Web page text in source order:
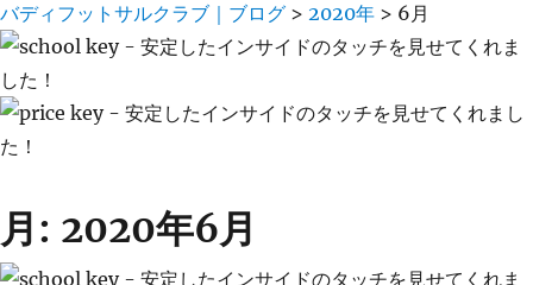
バディフットサルクラブ｜ブログ > 2020年 > 6月
月: 2020年6月